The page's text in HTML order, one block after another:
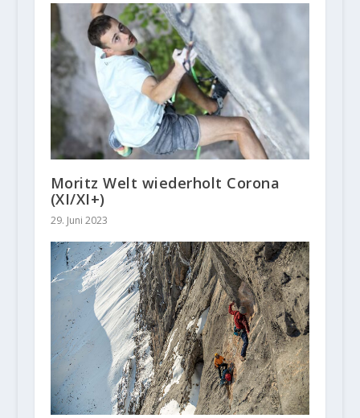
Moritz Welt wiederholt Corona
(XI/XI+)
29. Juni 2023